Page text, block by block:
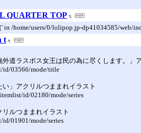
QUARTER TOP
in /home/users/0/lolipop.jp-dp41034585/web/
t
道ラスボス女王は民の為に尽くします。」
id/03566/mode/title
」アクリルつままれイラスト
id/02180/mode/series
ルつままれイラスト
id/01901/mode/series